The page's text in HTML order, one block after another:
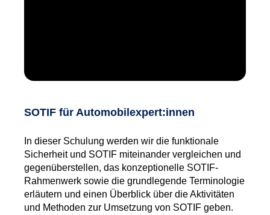
SOTIF für Automobil­expert:innen
In dieser Schulung werden wir die funktionale
Sicherheit und SOTIF miteinander vergleichen und
gegenüberstellen, das konzeptionelle SOTIF-
Rahmenwerk sowie die grundlegende Terminologie
erläutern und einen Überblick über die Aktivitäten
und Methoden zur Umsetzung von SOTIF geben.